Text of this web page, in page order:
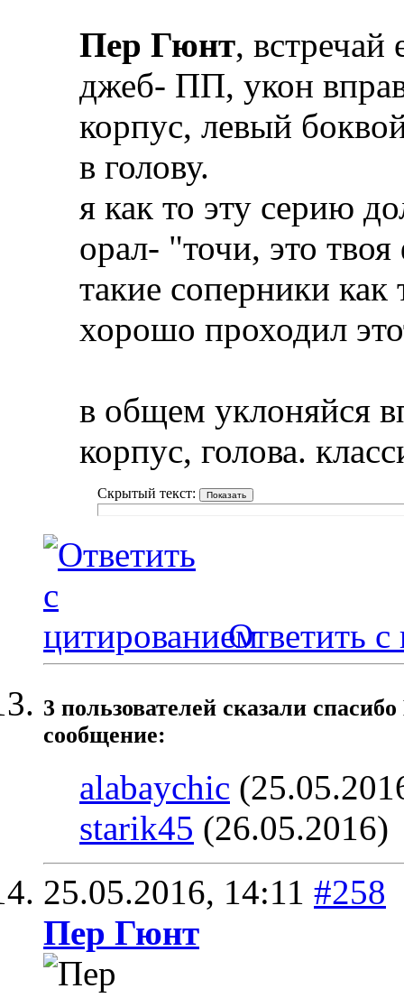
Пер Гюнт, встречай
джеб- ПП, укон
корпус, левый
в голову.
я как то эту серию
орал- "точи, это
такие соперники
хорошо проходил
в общем уклоняйся
корпус, голова.
Скрытый текст:
Ответить с
3 пользователей сказали
сообщение:
alabaychic
starik45 (26.05.2016)
25.05.2016, 14:11 #258
Пер Гюнт